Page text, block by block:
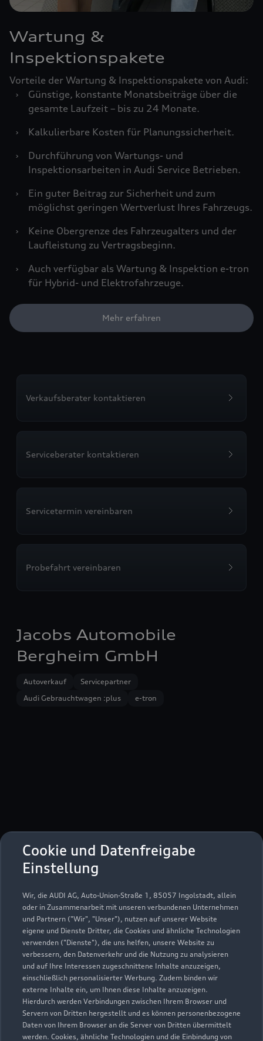
Cookie und Datenfreigabe
Einstellung
Wir, die AUDI AG, Auto-Union-Straße 1, 85057 Ingolstadt, allein
oder in Zusammenarbeit mit unseren verbundenen Unternehmen
und Partnern ("Wir", "Unser"), nutzen auf unserer Website
eigene und Dienste Dritter, die Cookies und ähnliche Technologien
verwenden ("Dienste"), die uns helfen, unsere Website zu
verbessern, den Datenverkehr und die Nutzung zu analysieren
und auf Ihre Interessen zugeschnittene Inhalte anzuzeigen,
einschließlich personalisierter Werbung. Zudem binden wir
externe Inhalte ein, um Ihnen diese Inhalte anzuzeigen.
Hierdurch werden Verbindungen zwischen Ihrem Browser und
Servern von Dritten hergestellt und es können personenbezogene
Daten von Ihrem Browser an die Server von Dritten übermittelt
werden. Cookies, ähnliche Technologien und die Einbindung von
Wartung &
Inspektionspakete
Vorteile der Wartung & Inspektionspakete von Audi:
›
Günstige, konstante Monatsbeiträge über die
gesamte Laufzeit – bis zu 24 Monate.
›
Kalkulierbare Kosten für Planungssicherheit.
›
Durchführung von Wartungs- und
Inspektionsarbeiten in Audi Service Betrieben.
›
Ein guter Beitrag zur Sicherheit und zum
möglichst geringen Wertverlust Ihres Fahrzeugs.
›
Keine Obergrenze des Fahrzeugalters und der
Laufleistung zu Vertragsbeginn.
›
Auch verfügbar als Wartung & Inspektion e-tron
für Hybrid- und Elektrofahrzeuge.
Mehr erfahren
Verkaufsberater kontaktieren
Serviceberater kontaktieren
Servicetermin vereinbaren
Probefahrt vereinbaren
Jacobs Automobile
Bergheim GmbH
Autoverkauf
Servicepartner
Audi Gebrauchtwagen :plus
e-tron
50126 Bergheim
02271 76170
info@jacobs-bergheim.de
Kontaktdaten herunterladen